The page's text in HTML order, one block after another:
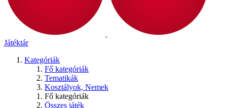
Játéktár
Kategóriák
Fő kategóriák
Tematikák
Kosztályok, Nemek
Fő kategóriák
Összes játék